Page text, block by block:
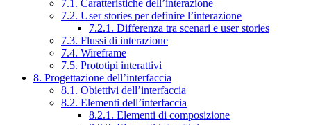
7.1. Caratteristiche dell’interazione
7.2. User stories per definire l’interazione
7.2.1. Differenza tra scenari e user stories
7.3. Flussi di interazione
7.4. Wireframe
7.5. Prototipi interattivi
8. Progettazione dell’interfaccia
8.1. Obiettivi dell’interfaccia
8.2. Elementi dell’interfaccia
8.2.1. Elementi di composizione